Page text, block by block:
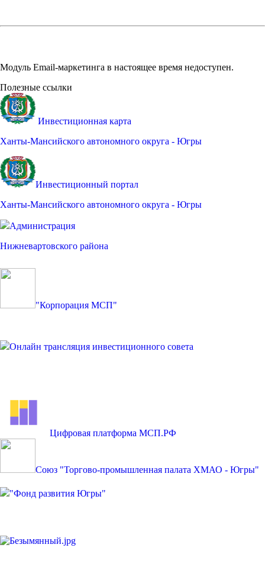
Модуль Email-маркетинга в настоящее время недоступен.
Полезные ссылки
Инвестиционная карта
Ханты-Мансийского автономного округа - Югры
Инвестиционный портал
Ханты-Мансийского автономного округа - Югры
Администрация
Нижневартовского района
"Корпорация МСП"
Онлайн трансляция инвестиционного совета
Цифровая платформа МСП.РФ
Союз "Торгово-промышленная палата ХМАО - Югры"
"Фонд развития Югры"